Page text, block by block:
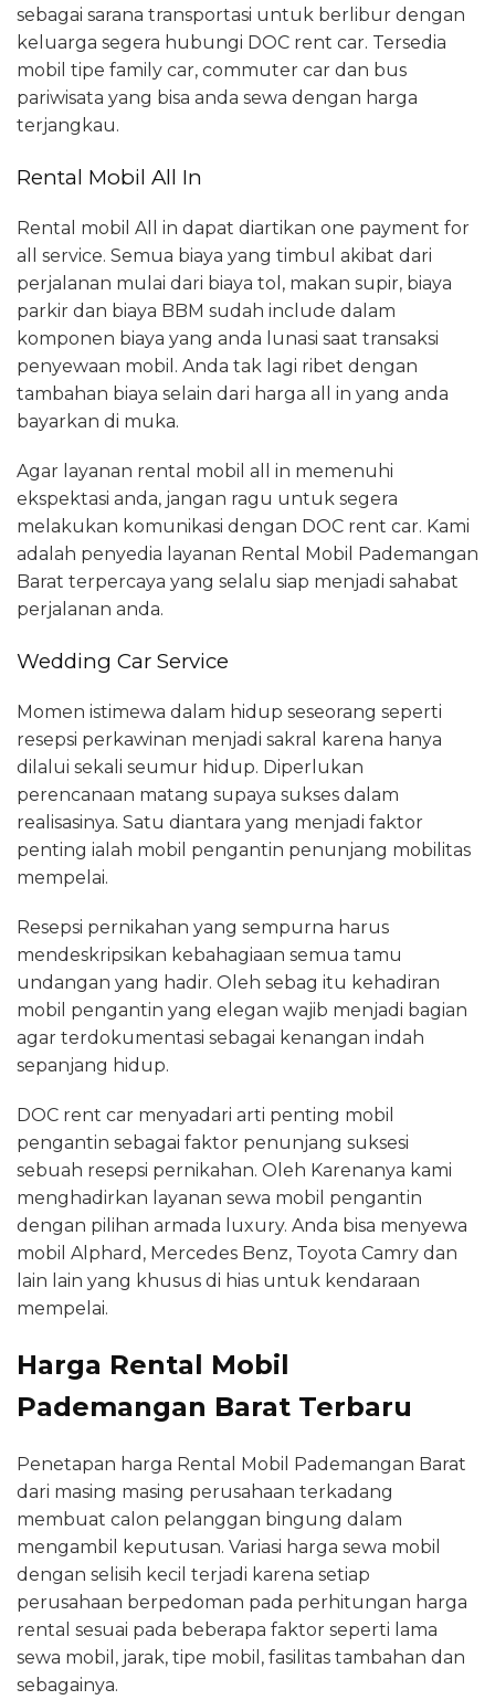
sebagai sarana transportasi untuk berlibur dengan
keluarga segera hubungi DOC rent car. Tersedia
mobil tipe family car, commuter car dan bus
pariwisata yang bisa anda sewa dengan harga
terjangkau.
Rental Mobil All In
Rental mobil All in dapat diartikan one payment for
all service. Semua biaya yang timbul akibat dari
perjalanan mulai dari biaya tol, makan supir, biaya
parkir dan biaya BBM sudah include dalam
komponen biaya yang anda lunasi saat transaksi
penyewaan mobil. Anda tak lagi ribet dengan
tambahan biaya selain dari harga all in yang anda
bayarkan di muka.
Agar layanan rental mobil all in memenuhi
ekspektasi anda, jangan ragu untuk segera
melakukan komunikasi dengan DOC rent car. Kami
adalah penyedia layanan Rental Mobil Pademangan
Barat terpercaya yang selalu siap menjadi sahabat
perjalanan anda.
Wedding Car Service
Momen istimewa dalam hidup seseorang seperti
resepsi perkawinan menjadi sakral karena hanya
dilalui sekali seumur hidup. Diperlukan
perencanaan matang supaya sukses dalam
realisasinya. Satu diantara yang menjadi faktor
penting ialah mobil pengantin penunjang mobilitas
mempelai.
Resepsi pernikahan yang sempurna harus
mendeskripsikan kebahagiaan semua tamu
undangan yang hadir. Oleh sebag itu kehadiran
mobil pengantin yang elegan wajib menjadi bagian
agar terdokumentasi sebagai kenangan indah
sepanjang hidup.
DOC rent car menyadari arti penting mobil
pengantin sebagai faktor penunjang suksesi
sebuah resepsi pernikahan. Oleh Karenanya kami
menghadirkan layanan sewa mobil pengantin
dengan pilihan armada luxury. Anda bisa menyewa
mobil Alphard, Mercedes Benz, Toyota Camry dan
lain lain yang khusus di hias untuk kendaraan
mempelai.
Harga Rental Mobil
Pademangan Barat Terbaru
Penetapan harga Rental Mobil Pademangan Barat
dari masing masing perusahaan terkadang
membuat calon pelanggan bingung dalam
mengambil keputusan. Variasi harga sewa mobil
dengan selisih kecil terjadi karena setiap
perusahaan berpedoman pada perhitungan harga
rental sesuai pada beberapa faktor seperti lama
sewa mobil, jarak, tipe mobil, fasilitas tambahan dan
sebagainya.